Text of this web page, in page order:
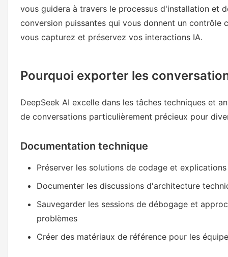
vous guidera à travers le processus d'installation et
conversion puissantes qui vous donnent un contrôle
vous capturez et préservez vos interactions IA.
Pourquoi exporter les
DeepSeek AI excelle dans les tâches techniques et
de conversations particulièrement précieux pour
Documentation technique
Préserver les solutions de codage et
Documenter les discussions d'architecture
Sauvegarder les sessions de débogage et
problèmes
Créer des matériaux de référence pour les